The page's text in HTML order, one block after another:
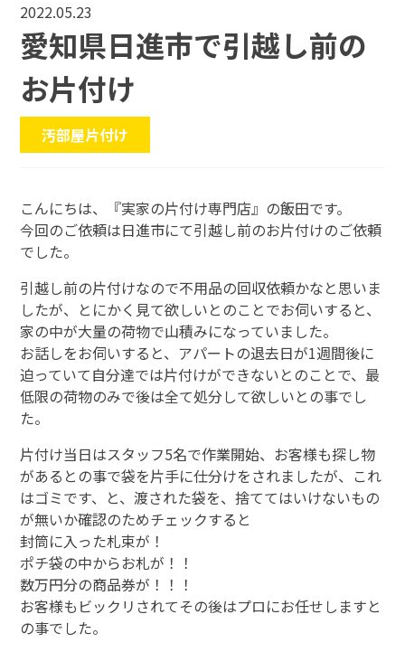
2022.05.23
愛知県日進市で引越し前の
お片付け
汚部屋片付け
こんにちは、『実家の片付け専門店』の飯田です。
今回のご依頼は日進市にて引越し前のお片付けのご依頼
でした。
引越し前の片付けなので不用品の回収依頼かなと思いま
したが、とにかく見て欲しいとのことでお伺いすると、
家の中が大量の荷物で山積みになっていました。
お話しをお伺いすると、アパートの退去日が1週間後に
迫っていて自分達では片付けができないとのことで、最
低限の荷物のみで後は全て処分して欲しいとの事でし
た。
片付け当日はスタッフ5名で作業開始、お客様も探し物
があるとの事で袋を片手に仕分けをされましたが、これ
はゴミです、と、渡された袋を、捨ててはいけないもの
が無いか確認のためチェックすると
封筒に入った札束が！
ポチ袋の中からお札が！！
数万円分の商品券が！！！
お客様もビックリされてその後はプロにお任せしますと
の事でした。